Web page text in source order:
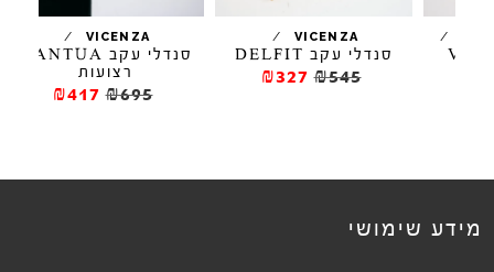
VICENZA
/
סנדלי עקב DELFIT
₪545
₪327
VICENZA
/
סנדלי עקב MANTUA
רצועות
₪695
₪417
מידע שימושי